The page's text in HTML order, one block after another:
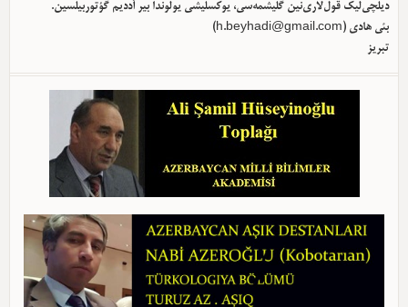
دیلچی‌لیک قول‌لاری‌نین گلیشمه‌سی، یوکسلیشی یولوندا بیر آددیم گؤتوربیلسین.
بئی هادی (h.beyhadi@gmail.com
)
تبریز